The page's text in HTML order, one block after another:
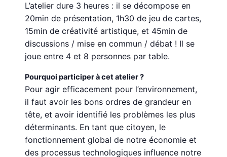
L’atelier dure 3 heures : il se décompose en
20min de présentation, 1h30 de jeu de cartes,
15min de créativité artistique, et 45min de
discussions / mise en commun / débat ! Il se
joue entre 4 et 8 personnes par table.
Pourquoi participer à cet atelier ?
Pour agir efficacement pour l’environnement,
il faut avoir les bons ordres de grandeur en
tête, et avoir identifié les problèmes les plus
déterminants. En tant que citoyen, le
fonctionnement global de notre économie et
des processus technologiques influence notre